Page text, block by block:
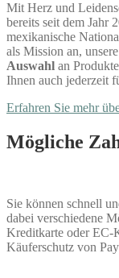
Mit Herz und
bereits seit dem Jahr
mexikanische
als Mission an,
Auswahl an
Ihnen auch jederzeit
Erfahren Sie mehr
Mögliche
Sie können schnell
dabei verschiedene
Kreditkarte oder EC-
Käuferschutz von